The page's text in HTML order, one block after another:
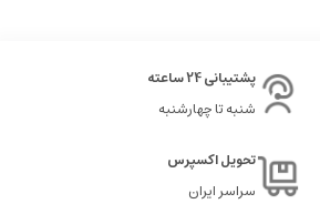
پشتیبانی 24 ساعته
شنبه تا چهارشنبه
تحویل اکسپرس
سراسر ایران